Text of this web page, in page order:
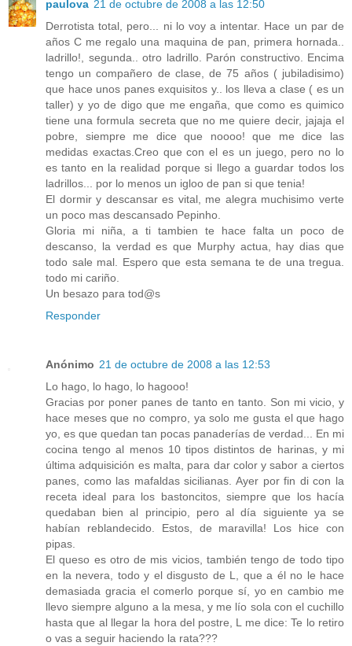
paulova 21 de octubre de 2008 a las 12:50
Derrotista total, pero... ni lo voy a intentar. Hace un par de
años C me regalo una maquina de pan, primera hornada..
ladrillo!, segunda.. otro ladrillo. Parón constructivo. Encima
tengo un compañero de clase, de 75 años ( jubiladisimo)
que hace unos panes exquisitos y.. los lleva a clase ( es un
taller) y yo de digo que me engaña, que como es quimico
tiene una formula secreta que no me quiere decir, jajaja el
pobre, siempre me dice que noooo! que me dice las
medidas exactas.Creo que con el es un juego, pero no lo
es tanto en la realidad porque si llego a guardar todos los
ladrillos... por lo menos un igloo de pan si que tenia!
El dormir y descansar es vital, me alegra muchisimo verte
un poco mas descansado Pepinho.
Gloria mi niña, a ti tambien te hace falta un poco de
descanso, la verdad es que Murphy actua, hay dias que
todo sale mal. Espero que esta semana te de una tregua.
todo mi cariño.
Un besazo para tod@s
Responder
Anónimo 21 de octubre de 2008 a las 12:53
Lo hago, lo hago, lo hagooo!
Gracias por poner panes de tanto en tanto. Son mi vicio, y
hace meses que no compro, ya solo me gusta el que hago
yo, es que quedan tan pocas panaderías de verdad... En mi
cocina tengo al menos 10 tipos distintos de harinas, y mi
última adquisición es malta, para dar color y sabor a ciertos
panes, como las mafaldas sicilianas. Ayer por fin di con la
receta ideal para los bastoncitos, siempre que los hacía
quedaban bien al principio, pero al día siguiente ya se
habían reblandecido. Estos, de maravilla! Los hice con
pipas.
El queso es otro de mis vicios, también tengo de todo tipo
en la nevera, todo y el disgusto de L, que a él no le hace
demasiada gracia el comerlo porque sí, yo en cambio me
llevo siempre alguno a la mesa, y me lío sola con el cuchillo
hasta que al llegar la hora del postre, L me dice: Te lo retiro
o vas a seguir haciendo la rata???